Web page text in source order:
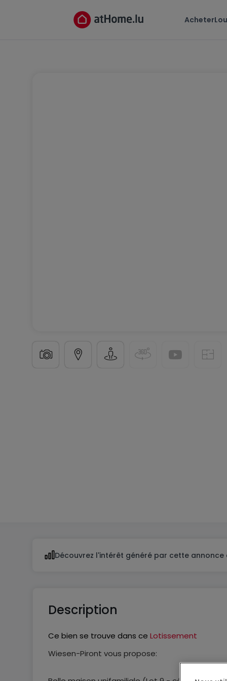
Acheter
Découvrez l'intérêt généré par cette
Description
Ce bien se trouve dans ce Lotissement
Wiesen-Piront vous propose: